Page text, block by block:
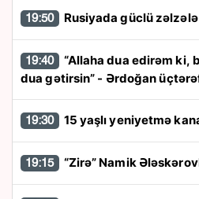
19:50 Rusiyada güclü
19:40
dua gətirsin” - Ərdoğan
19:30 15 yaşlı yeniyetmə
19:15 “Zirə” Namik